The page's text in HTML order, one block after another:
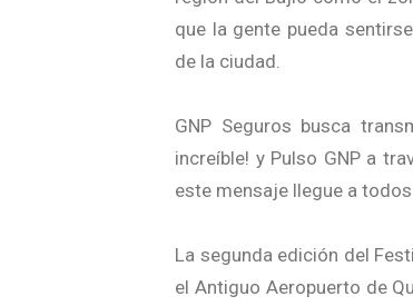
que la gente pueda
de la ciudad.
GNP Seguros busca
increíble! y Pulso GNP a
este mensaje llegue a
La segunda edición del
el Antiguo Aeropuerto de